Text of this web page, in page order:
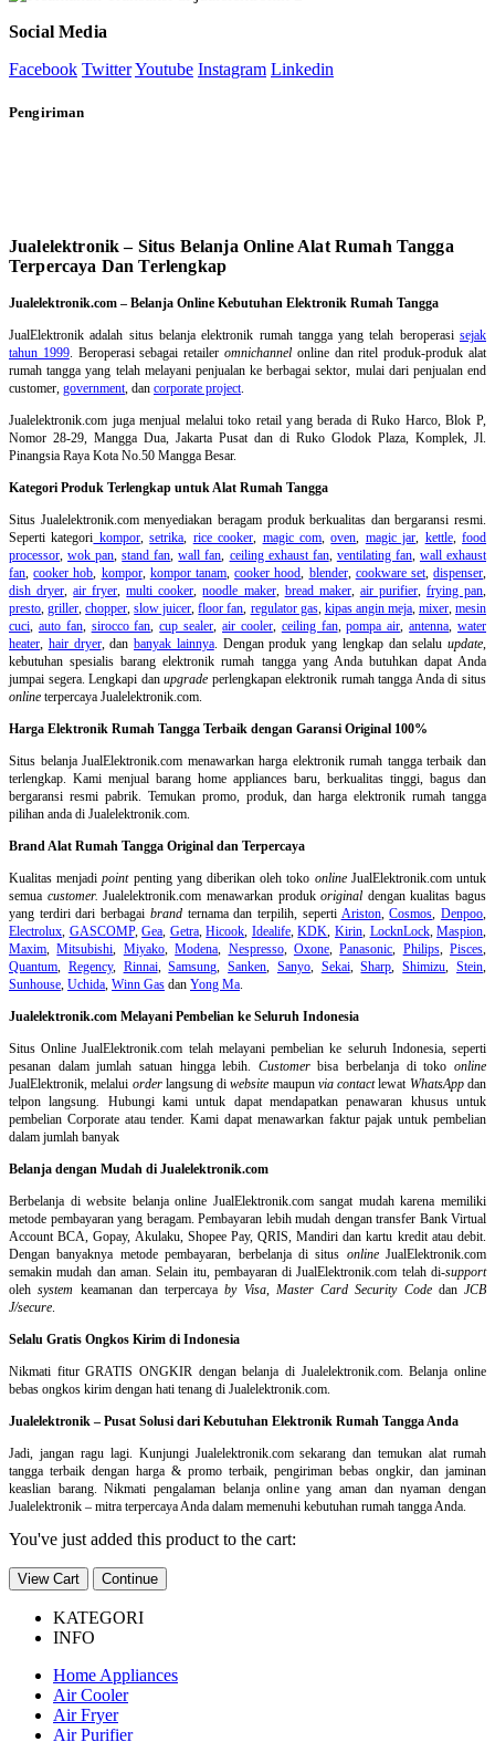
Social Media
Facebook TwitterYoutube Instagram Linkedin
Pengiriman
Jualelektronik – Situs Belanja Online Alat Rumah Tangga
Terpercaya Dan Terlengkap
Jualelektronik.com – Belanja Online Kebutuhan Elektronik Rumah Tangga
JualElektronik adalah situs belanja elektronik rumah tanggayang telah beroperasisejak
tahun 1999. Beroperasi sebagai retaileromnichannel online dan ritel produk-produk alat
rumah tangga yang telah melayani penjualan ke berbagai sektor, mulai dari penjualan end
customer, government, dan corporate project.
Jualelektronik.com juga menjual melalui toko retail yang berada di Ruko Harco, Blok P,
Nomor 28-29, Mangga Dua, Jakarta Pusat dan di Ruko Glodok Plaza, Komplek, Jl.
Pinangsia Raya Kota No.50 Mangga Besar.
Kategori Produk Terlengkap untuk Alat Rumah Tangga
Situs Jualelektronik.com menyediakan beragam produk berkualitas dan bergaransi resmi.
Seperti kategori kompor,setrika, rice cooker, magic com,oven, magic jar, kettle,food
processor,wok pan,stand fan,wall fan, ceiling exhaust fan, ventilating fan, wall exhaust
fan,cooker hob, kompor, kompor tanam,cooker hood, blender, cookware set,dispenser,
dish dryer,air fryer,multi cooker,noodle maker, bread maker, air purifier, frying pan,
presto,griller,chopper,slow juicer,floor fan, regulator gas, kipas angin meja, mixer,mesin
cuci, auto fan, sirocco fan,cup sealer,air cooler, ceiling fan,pompa air,antenna,water
heater, hair dryer, dan banyak lainnya. Dengan produk yang lengkap dan selalu update,
kebutuhan spesialis barang elektronik rumah tangga yang Anda butuhkan dapat Anda
jumpai segera. Lengkapi danupgrade perlengkapan elektronik rumah tangga Anda di situs
online terpercaya Jualelektronik.com.
Harga Elektronik Rumah Tangga Terbaik dengan Garansi Original 100%
Situs belanjaJualElektronik.com menawarkan harga elektronik rumah tangga terbaik dan
terlengkap. Kami menjual barang home appliances baru, berkualitas tinggi, bagus dan
bergaransi resmi pabrik. Temukan promo, produk, dan harga elektronik rumah tangga
pilihan anda di Jualelektronik.com.
Brand Alat Rumah Tangga Original dan Terpercaya
Kualitas menjadipointpenting yang diberikan oleh toko onlineJualElektronik.com untuk
semua customer. Jualelektronik.com menawarkan produkoriginal dengan kualitas bagus
yang terdiri dari berbagai brandternama dan terpilih, seperti Ariston,Cosmos,Denpoo,
Electrolux, GASCOMP,Gea, Getra,Hicook, Idealife,KDK, Kirin, LocknLock,Maspion,
Maxim,Mitsubishi, Miyako,Modena, Nespresso, Oxone,Panasonic, Philips, Pisces,
Quantum, Regency, Rinnai,Samsung,Sanken, Sanyo, Sekai,Sharp,Shimizu,Stein,
Sunhouse, Uchida, Winn Gas dan Yong Ma.
Jualelektronik.com Melayani Pembelian ke Seluruh Indonesia
Situs Online JualElektronik.com telah melayani pembelian ke seluruh Indonesia, seperti
pesanan dalam jumlah satuan hingga lebih. Customerbisa berbelanja di tokoonline
JualElektronik, melalui orderlangsung diwebsite maupun via contactlewat WhatsAppdan
telpon langsung. Hubungi kami untuk dapat mendapatkan penawaran khusus untuk
pembelian Corporate atau tender. Kami dapat menawarkan faktur pajak untuk pembelian
dalam jumlah banyak
Belanja dengan Mudah di Jualelektronik.com
Berbelanja diwebsite belanja online JualElektronik.com sangat mudah karena memiliki
metode pembayaran yang beragam. Pembayaran lebih mudah dengan transfer Bank Virtual
Account BCA, Gopay, Akulaku, Shopee Pay, QRIS, Mandiri dan kartu kredit atau debit.
Dengan banyaknya metode pembayaran, berbelanja di situs onlineJualElektronik.com
semakin mudah dan aman. Selain itu, pembayaran di JualElektronik.com telah di-support
olehsystem keamanan dan terpercayaby Visa, Master Card Security Codedan JCB
J/secure.
Selalu Gratis Ongkos Kirim di Indonesia
Nikmati fitur GRATIS ONGKIR dengan belanja di Jualelektronik.com. Belanja online
bebas ongkos kirim dengan hati tenang di Jualelektronik.com.
Jualelektronik – Pusat Solusi dari Kebutuhan Elektronik Rumah Tangga Anda
Jadi, jangan ragu lagi. Kunjungi Jualelektronik.com sekarang dan temukan alat rumah
tangga terbaik dengan harga & promo terbaik, pengiriman bebas ongkir, dan jaminan
keaslian barang. Nikmati pengalaman belanja online yang aman dan nyaman dengan
Jualelektronik – mitra terpercaya Anda dalam memenuhi kebutuhan rumah tangga Anda.
You've just added this product to the cart:
View Cart Continue
KATEGORI
INFO
Home Appliances
Air Cooler
Air Fryer
Air Purifier